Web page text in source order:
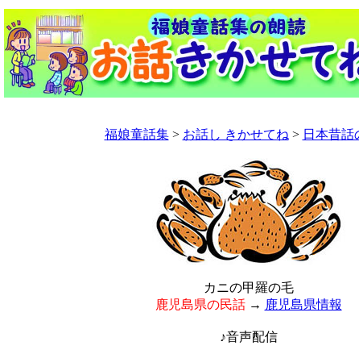
福娘童話集> お話し きかせてね > 日本昔話
カニの甲羅の毛
鹿児島県の民話→ 鹿児島県情報
♪音声配信